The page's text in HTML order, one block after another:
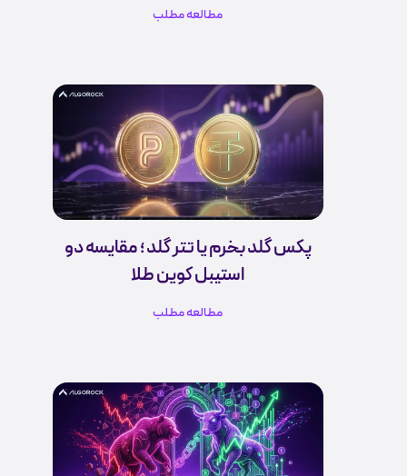
مطالعه مطلب
پکس گلد بخرم یا تتر گلد ؛ مقایسه دو
استیبل کوین طلا
مطالعه مطلب